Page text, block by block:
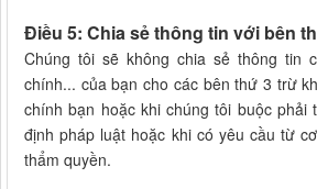
Điều 5: Chia sẻ thông tin với bên
Chúng tôi sẽ không chia sẻ thông tin
chính... của bạn cho các bên thứ 3 trừ
chính bạn hoặc khi chúng tôi buộc phải
định pháp luật hoặc khi có yêu cầu từ
thẩm quyền.